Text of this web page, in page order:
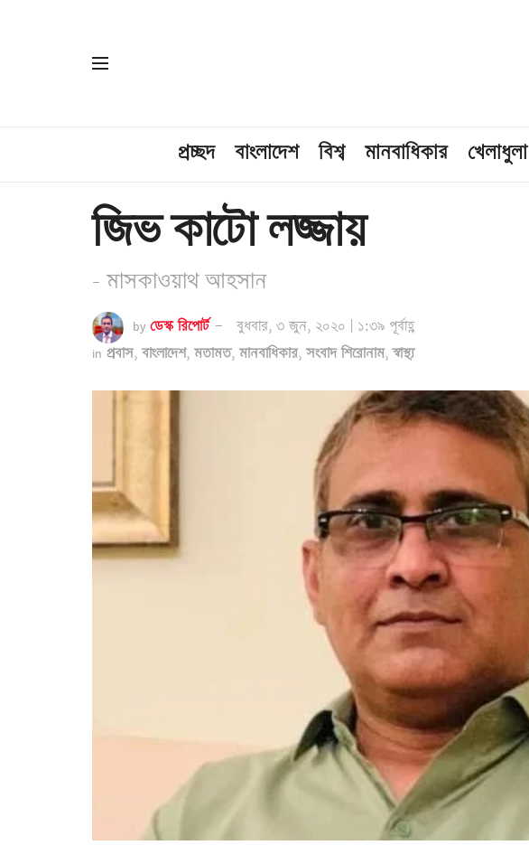
প্রচ্ছদ বাংলাদেশ বিশ্ব মানবাধিকার খেলাধুলা
জিভ কাটো লজ্জায়
- মাসকাওয়াথ আহসান
by ডেস্ক রিপোর্ট
বুধবার, ৩ জুন, ২০২০ | ১:৩৯ পূর্বাহ্ণ
in প্রবাস, বাংলাদেশ, মতামত, মানবাধিকার, সংবাদ শিরোনাম,স্বাস্থ্য